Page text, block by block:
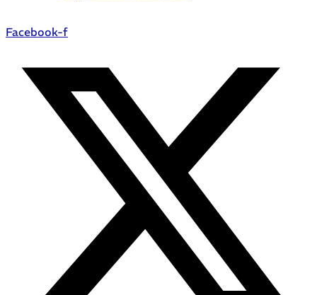
Facebook-f